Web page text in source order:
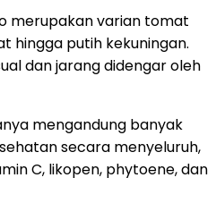
merupakan varian tomat
hingga putih kekuningan.
dan jarang didengar oleh
mengandung banyak
secara menyeluruh,
C, likopen, phytoene, dan